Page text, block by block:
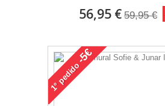
56,95 € 59,95 €
1°
pedido
-5€